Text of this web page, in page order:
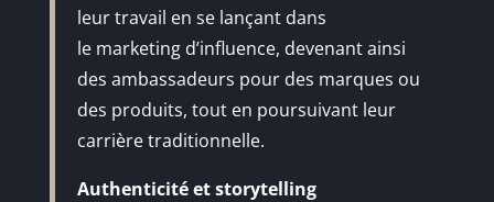
leur travail en se lançant dans
le marketing d’influence, devenant ainsi
des ambassadeurs pour des marques ou
des produits, tout en poursuivant leur
carrière traditionnelle.
Authenticité et storytelling